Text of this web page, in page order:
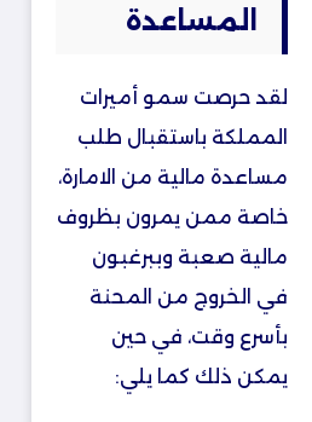
المساعدة
لقد حرصت سمو أميرات
المملكة باستقبال طلب
مساعدة مالية من الامارة،
خاصة ممن يمرون بظروف
مالية صعبة وببرغبون
في الخروج من المحنة
بأسرع وقت، في حين
يمكن ذلك كما يلي: